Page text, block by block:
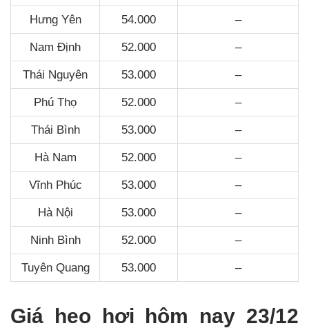
Hưng Yên 54.000 –
Nam Định 52.000 –
Thái Nguyên 53.000 –
Phú Thọ 52.000 –
Thái Bình 53.000 –
Hà Nam 52.000 –
Vĩnh Phúc 53.000 –
Hà Nội 53.000 –
Ninh Bình 52.000 –
Tuyên Quang 53.000 –
Giá heo hơi hôm nay 23/12